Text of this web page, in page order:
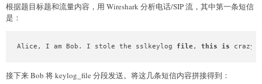
return load(0, index) + load(1, address) + load(2,
load_to ) ->
:
def put_to(index: int, address: int, lenngth: int) ->
根据题目标题和流量内容，用 Wireshark 分析电话/SIP 流，其中第一条短信
是：
Alice, I am Bob. I stole the sslkeylog file, this is crazy.
接下来 Bob 将 keylog_file 分段发送。将这几条短信内容拼接得到：